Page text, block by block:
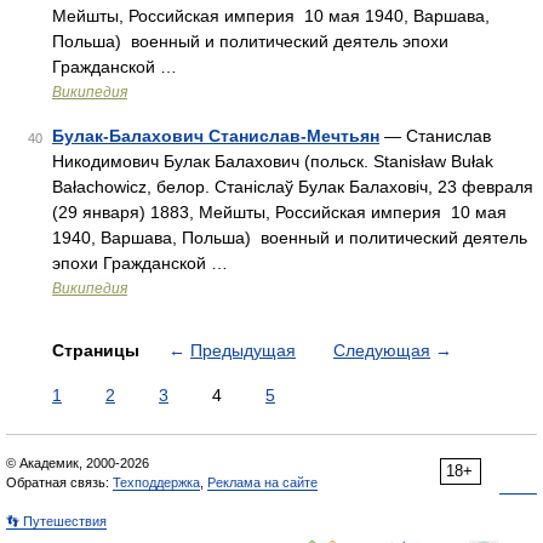
Мейшты, Российская империя 10 мая 1940, Варшава,
Польша) военный и политический деятель эпохи
Гражданской …
Википедия
40 Булак-Балахович Станислав-Мечтьян — Станислав
Никодимович Булак Балахович (польск. Stanisław Bułak
Bałachowicz, белор. Станіслаў Булак Балаховіч, 23 февраля
(29 января) 1883, Мейшты, Российская империя 10 мая
1940, Варшава, Польша) военный и политический деятель
эпохи Гражданской …
Википедия
Страницы ← Предыдущая Следующая →
1 2 3 4 5
18+
© Академик, 2000-2026
Обратная связь: Техподдержка Реклама на сайте
👣 Путешествия